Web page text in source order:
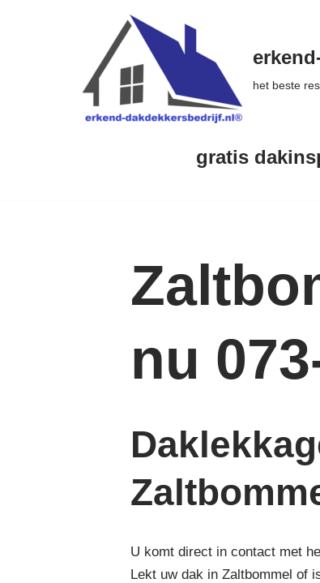
het beste
gratis
nu
U komt direct in contact met
Lekt uw dak in Zaltbommel of